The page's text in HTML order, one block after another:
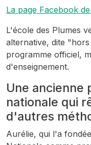
La page Facebook
L'école des Plumes
alternative, dite
programme officiel,
d'enseignement.
Une ancienne
nationale qui
d'autres
Aurélie, qui l'a